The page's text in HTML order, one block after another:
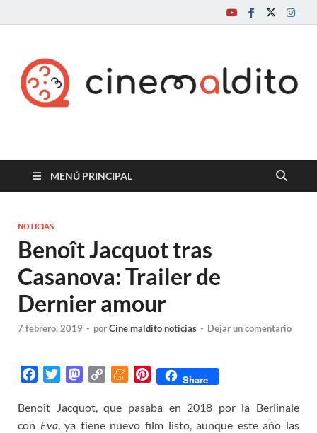
Cine maldito
MENÚ PRINCIPAL
NOTICIAS
Benoît Jacquot tras
Casanova: Trailer de
Dernier amour
7 febrero, 2019 - porCine maldito noticias - Dejar un comentario
c
e
i
M
s
t
p
y
M
n
e
P
n
t
Share
Benoît Jacquot, que pasaba en 2018 por la Berlinale
con Eva, ya tiene nuevo film listo, aunque este año las